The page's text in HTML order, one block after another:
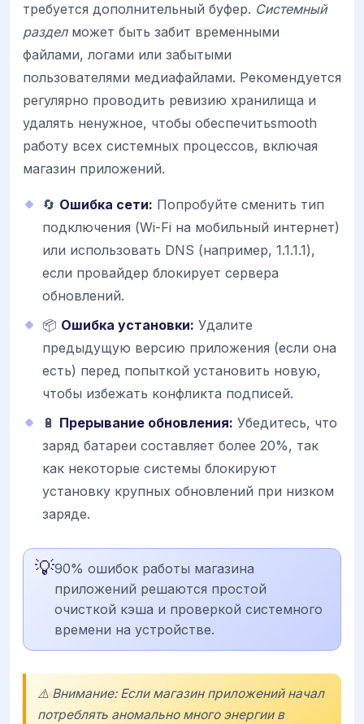
требуется дополнительный буфер. Системный
разделможет быть забит временными
файлами, логами или забытыми
пользователями медиафайлами. Рекомендуется
регулярно проводить ревизию хранилища и
удалять ненужное, чтобы обеспечитьsmooth
работу всех системных процессов, включая
магазин приложений.
🔄 Ошибка сети: Попробуйте сменить тип
подключения (Wi-Fi на мобильный интернет)
или использовать DNS (например, 1.1.1.1),
если провайдер блокирует сервера
обновлений.
📦 Ошибка установки: Удалите
предыдущую версию приложения (если она
есть) перед попыткой установить новую,
чтобы избежать конфликта подписей.
🔋 Прерывание обновления: Убедитесь, что
заряд батареи составляет более 20%, так
как некоторые системы блокируют
установку крупных обновлений при низком
заряде.
💡90% ошибок работы магазина
приложений решаются простой
очисткой кэша и проверкой системного
времени на устройстве.
⚠️ Внимание: Если магазин приложений начал
потреблять аномально много энергии в